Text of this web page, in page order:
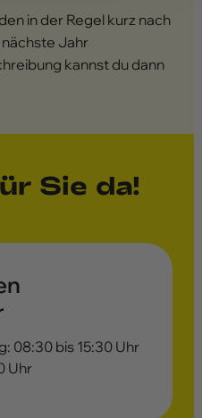
in der Regel kurz nach
Jahr
kannst du dann
Sie da!
08:30 bis 15:30 Uhr
Uhr